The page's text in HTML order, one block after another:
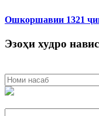
Ошкоршавии 1321
Эзоҳи худро